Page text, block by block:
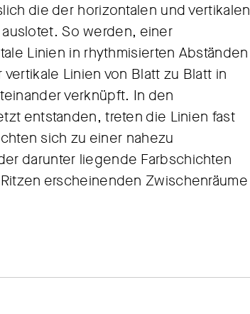
die der horizontalen und vertikalen
So werden, einer
Linien in rhythmisierten Abständen
Linien von Blatt zu Blatt in
verknüpft. In den
entstanden, treten die Linien fast
sich zu einer nahezu
darunter liegende Farbschichten
erscheinenden Zwischenräume